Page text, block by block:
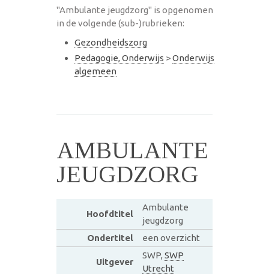
"Ambulante jeugdzorg" is opgenomen
in de volgende (sub-)rubrieken:
Gezondheidszorg
Pedagogie, Onderwijs >Onderwijs
algemeen
AMBULANTE
JEUGDZORG
Hoofdtitel
Ambulante
jeugdzorg
Ondertitel
een overzicht
Uitgever
SWP, SWP
Utrecht